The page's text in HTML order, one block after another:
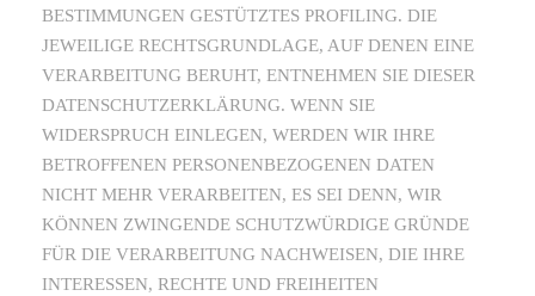
BESTIMMUNGEN GESTÜTZTES PROFILING. DIE
JEWEILIGE RECHTSGRUNDLAGE, AUF DENEN EINE
VERARBEITUNG BERUHT, ENTNEHMEN SIE DIESER
DATENSCHUTZERKLÄRUNG. WENN SIE
WIDERSPRUCH EINLEGEN, WERDEN WIR IHRE
BETROFFENEN PERSONENBEZOGENEN DATEN
NICHT MEHR VERARBEITEN, ES SEI DENN, WIR
KÖNNEN ZWINGENDE SCHUTZWÜRDIGE GRÜNDE
FÜR DIE VERARBEITUNG NACHWEISEN, DIE IHRE
INTERESSEN, RECHTE UND FREIHEITEN